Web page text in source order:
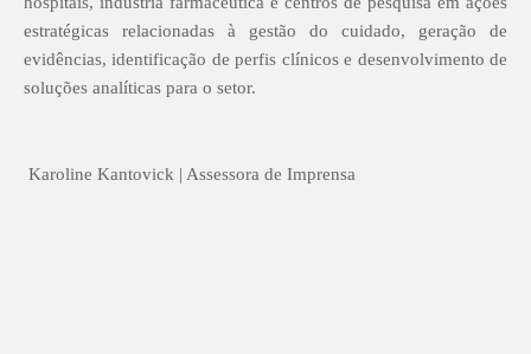
estratégicas relacionadas à gestão do cuidado, geração de
evidências, identificação de perfis clínicos e desenvolvimento de
soluções analíticas para o setor.
Karoline Kantovick | Assessora de Imprensa